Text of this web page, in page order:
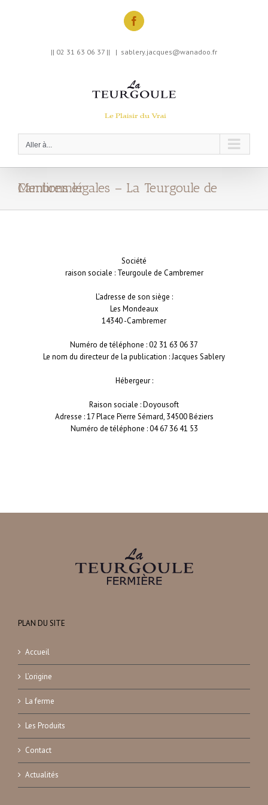
Facebook
|| 02 31 63 06 37 || | sablery.jacques@wanadoo.fr
Aller à...
Mentions légales – La Teurgoule de Cambremer
Société
raison sociale : Teurgoule de Cambremer
L’adresse de son siège :
Les Mondeaux
14340 -Cambremer
Numéro de téléphone : 02 31 63 06 37
Le nom du directeur de la publication : Jacques Sablery
Hébergeur :
Raison sociale : Doyousoft
Adresse : 17 Place Pierre Sémard, 34500 Béziers
Numéro de téléphone : 04 67 36 41 53
PLAN DU SITE
Accueil
L’origine
La ferme
Les Produits
Contact
Actualités